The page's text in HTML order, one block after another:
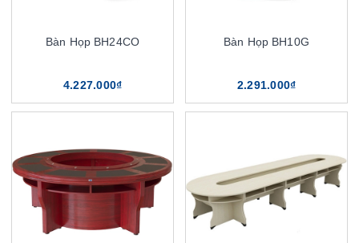
Bàn Họp BH24CO
4.227.000₫
Bàn Họp BH10G
2.291.000₫